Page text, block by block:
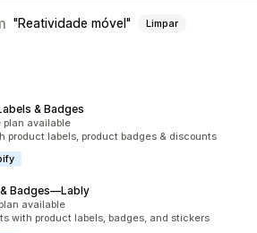
Reatividade móvel Limpar
& Badges
plan available
product labels, product badges & discounts
Badges—Lably
available
with product labels, badges, and stickers